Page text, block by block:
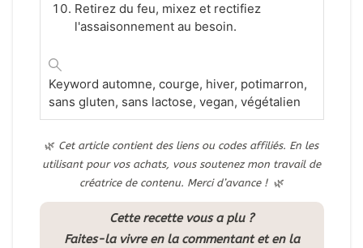
Retirez du feu, mixez et rectifiez
l'assaisonnement au besoin.
Keyword automne, courge, hiver, potimarron,
sans gluten, sans lactose, vegan, végétalien
🌿 Cet article contient des liens ou codes affiliés. En les
utilisant pour vos achats, vous soutenez mon travail de
créatrice de contenu. Merci d’avance !🌿
Cette recette vous a plu ?
Faites-la vivre en la commentant et en la